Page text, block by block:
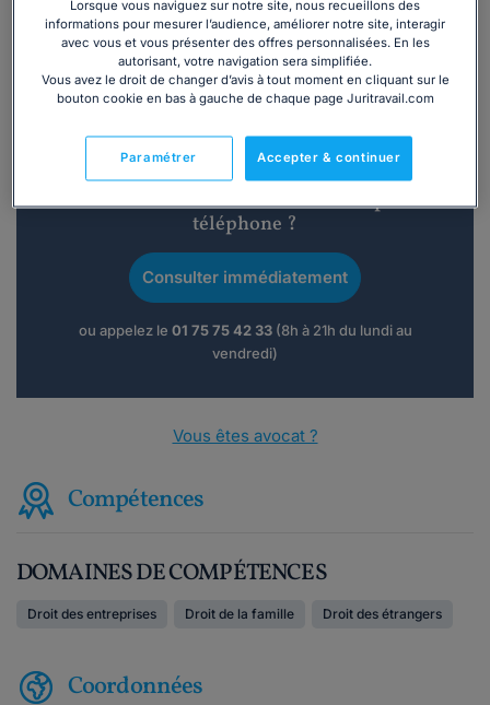
3 devis en 48h
Vous souhaitez une consultation par
téléphone ?
Consulter immédiatement
ou appelez le 01 75 75 42 33(8h à 21h du lundi au
vendredi)
Vous êtes avocat ?
Compétences
DOMAINES DE COMPÉTENCES
Droit des entreprises Droit de la famille Droit des étrangers
Coordonnées
Lorsque vous naviguez sur notre site, nous recueillons des
informations pour mesurer l’audience, améliorer notre site, interagir
avec vous et vous présenter des offres personnalisées. En les
autorisant, votre navigation sera simplifiée.
Vous avez le droit de changer d’avis à tout moment en cliquant sur le
bouton cookie en bas à gauche de chaque page Juritravail.com
Accepter & continuer
Paramétrer